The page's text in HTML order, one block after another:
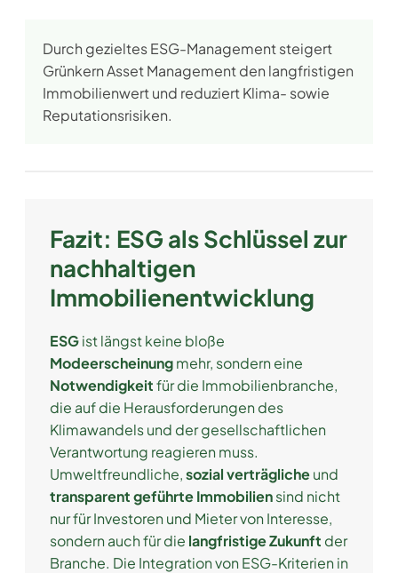
Durch gezieltes ESG-Management steigert
Grünkern Asset Management den langfristigen
Immobilienwert und reduziert Klima- sowie
Reputationsrisiken.
Fazit: ESG als Schlüssel zur
nachhaltigen
Immobilienentwicklung
ESGist längst keine bloße
Modeerscheinungmehr, sondern eine
Notwendigkeitfür die Immobilienbranche,
die auf die Herausforderungen des
Klimawandels und der gesellschaftlichen
Verantwortung reagieren muss.
Umweltfreundliche,sozial verträglicheund
transparent geführte Immobiliensind nicht
nur für Investoren und Mieter von Interesse,
sondern auch für die langfristige Zukunft der
Branche. Die Integration von ESG-Kriterien in